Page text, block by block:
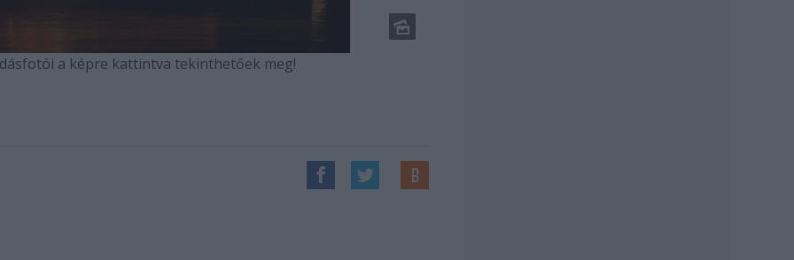
a képre kattintva tekinthetőek meg!